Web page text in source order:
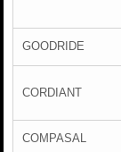
GOODRIDE
CORDIANT
COMPASAL